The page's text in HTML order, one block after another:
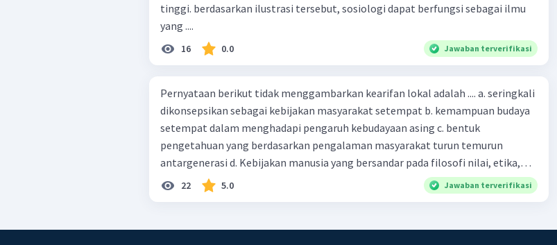
tinggi. berdasarkan ilustrasi tersebut, sosiologi dapat berfungsi sebagai ilmu
yang ....
16 0.0 Jawaban terverifikasi
Pernyataan berikut tidak menggambarkan kearifan lokal adalah .... a. seringkali
dikonsepsikan sebagai kebijakan masyarakat setempat b. kemampuan budaya
setempat dalam menghadapi pengaruh kebudayaan asing c. bentuk
pengetahuan yang berdasarkan pengalaman masyarakat turun temurun
antargenerasi d. Kebijakan manusia yang bersandar pada filosofi nilai, etika,
dan perilaku yang melembaga secara tradisional e. produk tentang nilai dalam
masyarakat dan tidak berkaitan dengan kondisi geografis atau lingkungan
22 5.0 Jawaban terverifikasi